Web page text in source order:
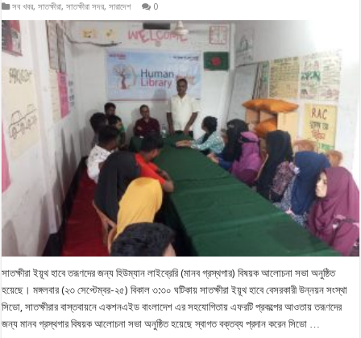
সব খবর,সাতক্ষীরা,সাতক্ষীরা সদর,সারাদেশ 0
সাতক্ষীরা ইয়ূথ হাবে তরূণদের জন্য হিউম্যান লাইব্রেরি (মানব গ্রস্থগার) বিষয়ক আলোচনা সভা অনুষ্ঠিত
হয়েছে। মঙ্গলবার (২৩ সেপ্টেম্বর-২৫) বিকাল ৩:৩০ ঘটিকায় সাতক্ষীরা ইয়ূথ হাবে বেসরকারী উন্নয়ন সংস্থা
সিডো, সাতক্ষীরার বাস্তবায়নে একশনএইড বাংলাদেশ এর সহযোগিতায় এফরটি প্রকল্পের আওতায় তরূণদের
জন্য মানব গ্রস্থগার বিষয়ক আলোচনা সভা অনুষ্ঠিত হয়েছে স্বাগত বক্তব্য প্রদান করেন সিডো …